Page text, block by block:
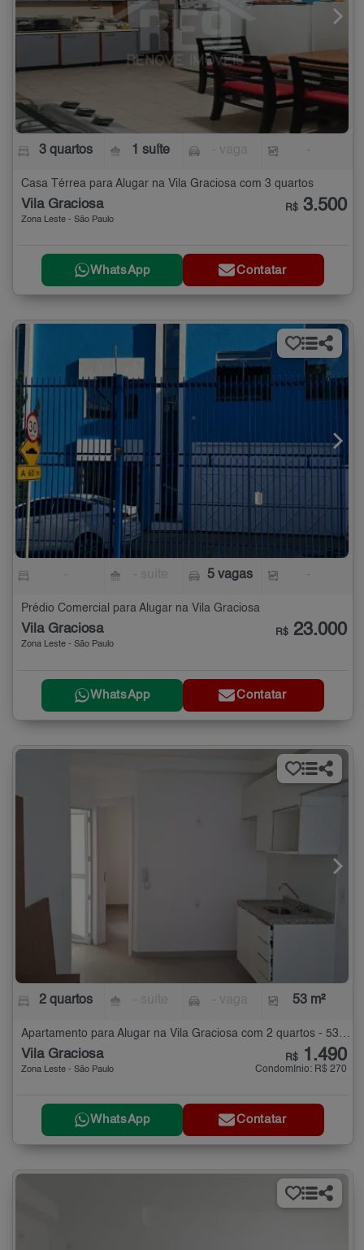
3 quartos 1 suíte
Casa Térrea para Alugar na Vila Graciosa com 3 quartos
Vila Graciosa
Zona Leste - São Paulo
R$ 3.500
WhatsApp Contatar
5 vagas
Prédio Comercial para Alugar na Vila Graciosa
Vila Graciosa
Zona Leste - São Paulo
R$ 23.000
WhatsApp Contatar
2 quartos 53 m²
Vila Graciosa
Zona Leste - São Paulo
R$ 1.490
Condomínio: R$ 270
WhatsApp Contatar